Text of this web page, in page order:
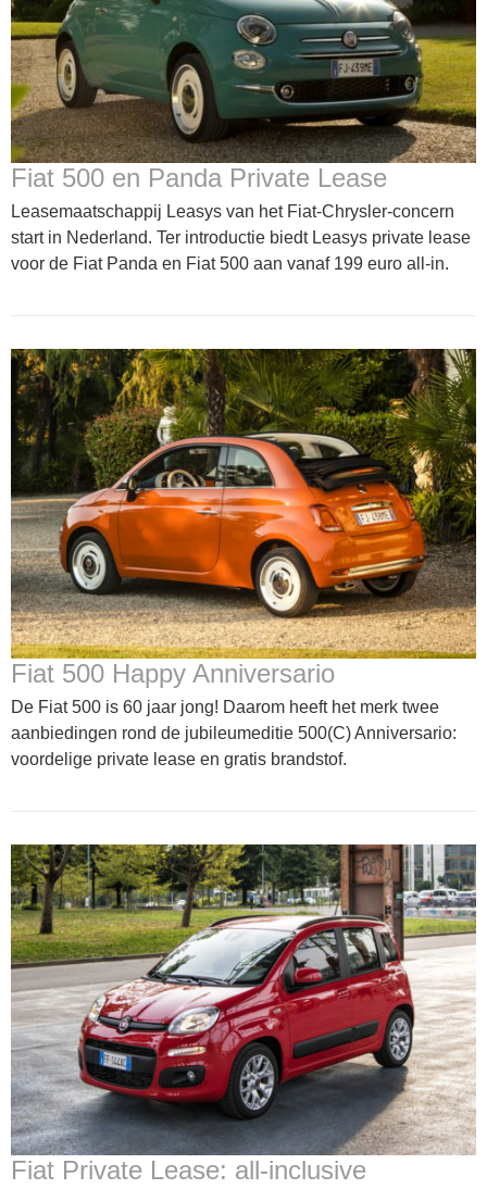
Fiat 500 en Panda Private Lease
Leasemaatschappij Leasys van het Fiat-Chrysler-concern
start in Nederland. Ter introductie biedt Leasys private lease
voor de Fiat Panda en Fiat 500 aan vanaf 199 euro all-in.
Fiat 500 Happy Anniversario
De Fiat 500 is 60 jaar jong! Daarom heeft het merk twee
aanbiedingen rond de jubileumeditie 500(C) Anniversario:
voordelige private lease en gratis brandstof.
Fiat Private Lease: all-inclusive